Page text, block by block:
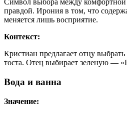
Символ выбора между
правдой. Ирония в том, что
меняется лишь восприятие.
Контекст:
Кристиан предлагает отцу
тоста. Отец выбирает зеленую —
Вода и ванна
Значение: